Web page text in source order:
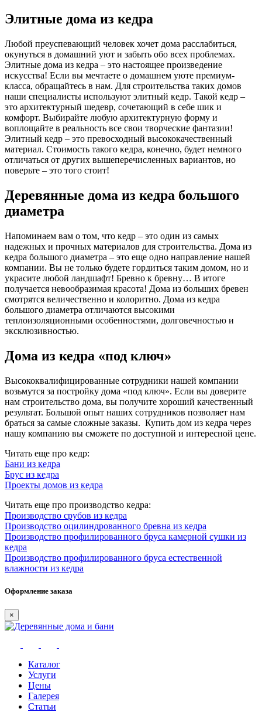
Элитные дома из кедра
Любой преуспевающий человек хочет дома расслабиться,
окунуться в домашний уют и забыть обо всех проблемах.
Элитные дома из кедра – это настоящее произведение
искусства! Если вы мечтаете о домашнем уюте премиум-
класса, обращайтесь в нам. Для строительства таких домов
наши специалисты используют элитный кедр. Такой кедр –
это архитектурный шедевр, сочетающий в себе шик и
комфорт. Выбирайте любую архитектурную форму и
воплощайте в реальность все свои творческие фантазии!
Элитный кедр – это превосходный высококачественный
материал. Стоимость такого кедра, конечно, будет немного
отличаться от других вышеперечисленных вариантов, но
поверьте – это того стоит!
Деревянные дома из кедра большого
диаметра
Напоминаем вам о том, что кедр – это один из самых
надежных и прочных материалов для строительства. Дома из
кедра большого диаметра – это еще одно направление нашей
компании. Вы не только будете гордиться таким домом, но и
украсите любой ландшафт! Бревно к бревну… В итоге
получается невообразимая красота! Дома из больших бревен
смотрятся величественно и колоритно. Дома из кедра
большого диаметра отличаются высокими
теплоизоляционными особенностями, долговечностью и
эксклюзивностью.
Дома из кедра «под ключ»
Высококвалифицированные сотрудники нашей компании
возьмутся за постройку дома «под ключ». Если вы доверите
нам строительство дома, вы получите хороший качественный
результат. Большой опыт наших сотрудников позволяет нам
браться за самые сложные заказы. Купить дом из кедра через
нашу компанию вы сможете по доступной и интересной цене.
Читать еще про кедр:
Бани из кедра
Брус из кедра
Проекты домов из кедра
Читать еще про производство кедра:
Производство срубов из кедра
Производство оцилиндрованного бревна из кедра
Производство профилированного бруса камерной сушки из
кедра
Производство профилированного бруса естественной
влажности из кедра
Оформление заказа
×
Каталог
Услуги
Цены
Галерея
Статьи